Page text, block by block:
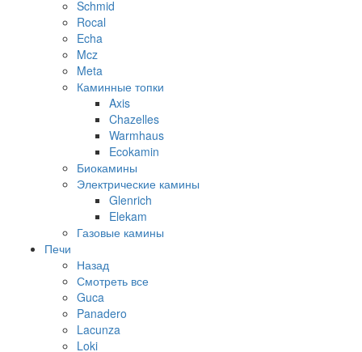
Schmid
Rocal
Echa
Mcz
Meta
Каминные топки
Axis
Chazelles
Warmhaus
Ecokamin
Биокамины
Электрические камины
Glenrich
Elekam
Газовые камины
Печи
Назад
Смотреть все
Guca
Panadero
Lacunza
Loki